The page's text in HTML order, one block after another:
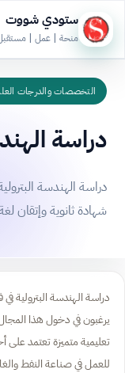
ستودي شووت
منحة | عمل |
التخصصات والدرجات
دراسة
شهادة ثانوية وإتقان
دراسة الهندسة البترولية
يرغبون في دخول هذا
تعليمية متميزة تعتمد على
للعمل في صناعة النفط